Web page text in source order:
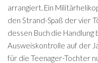
arrangiert. Ein
den Strand-Spaß der vier
dessen Buch die Handlung
Ausweiskontrolle auf der
für die Teenager-Tochter